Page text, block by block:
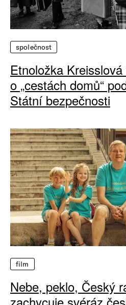
společnost
Etnoložka
o „cestách domů“
Státní bezpečnosti
film
Nebe, peklo, Český